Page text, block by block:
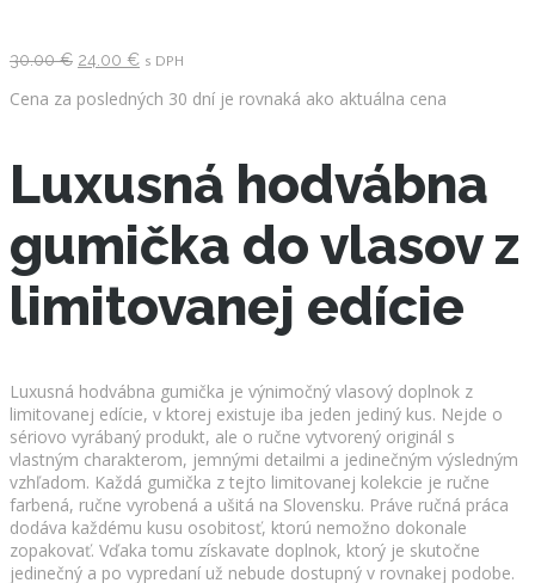
30.00€ Pôvodná
bola:
30.00 €.
24.00 € Aktuálna
je:
24.00 €.
s DPH
Cena za posledných 30 dní je rovnaká ako aktuálna cena
Luxusná hodvábna
gumička do vlasov z
limitovanej edície
Luxusná hodvábna gumička je výnimočný vlasový doplnok z
limitovanej edície, v ktorej existuje iba jeden jediný kus. Nejde o
sériovo vyrábaný produkt, ale o ručne vytvorený originál s
vlastným charakterom, jemnými detailmi a jedinečným výsledným
vzhľadom. Každá gumička z tejto limitovanej kolekcie je ručne
farbená, ručne vyrobená a ušitá na Slovensku. Práve ručná práca
dodáva každému kusu osobitosť, ktorú nemožno dokonale
zopakovať. Vďaka tomu získavate doplnok, ktorý je skutočne
jedinečný a po vypredaní už nebude dostupný v rovnakej podobe.